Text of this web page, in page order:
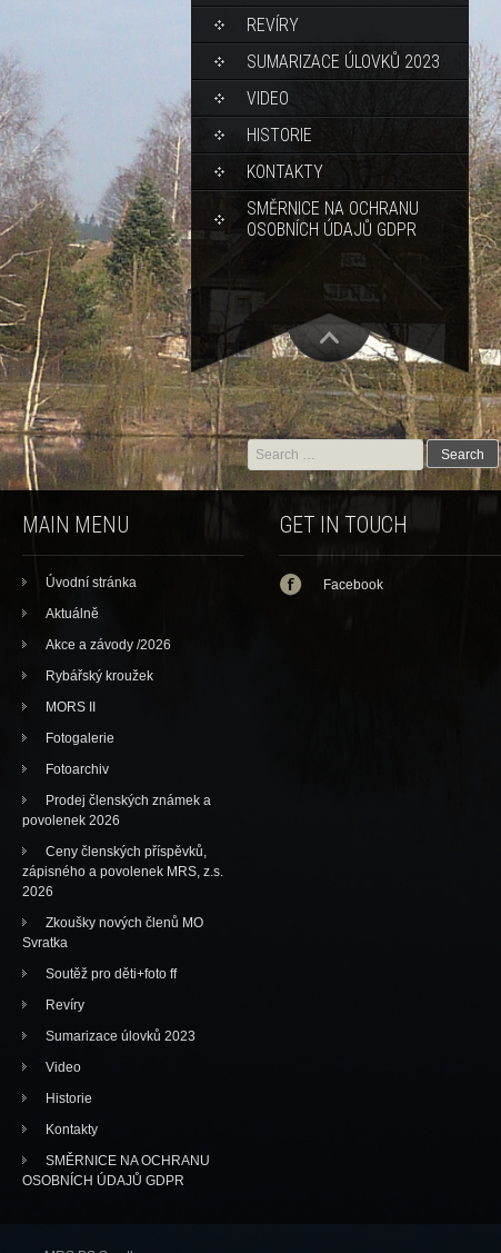
REVÍRY
SUMARIZACE ÚLOVKŮ 2023
VIDEO
HISTORIE
KONTAKTY
SMĚRNICE NA OCHRANU
OSOBNÍCH ÚDAJŮ GDPR
Search for:
MAIN MENU
Úvodní stránka
Aktuálně
Akce a závody /2026
Rybářský kroužek
MORS II
Fotogalerie
Fotoarchiv
Prodej členských známek a
povolenek 2026
Ceny členských příspěvků,
zápisného a povolenek MRS, z.s.
2026
Zkoušky nových členů MO
Svratka
Soutěž pro děti+foto ff
Revíry
Sumarizace úlovků 2023
Video
Historie
Kontakty
SMĚRNICE NA OCHRANU
OSOBNÍCH ÚDAJŮ GDPR
GET IN TOUCH
Facebook